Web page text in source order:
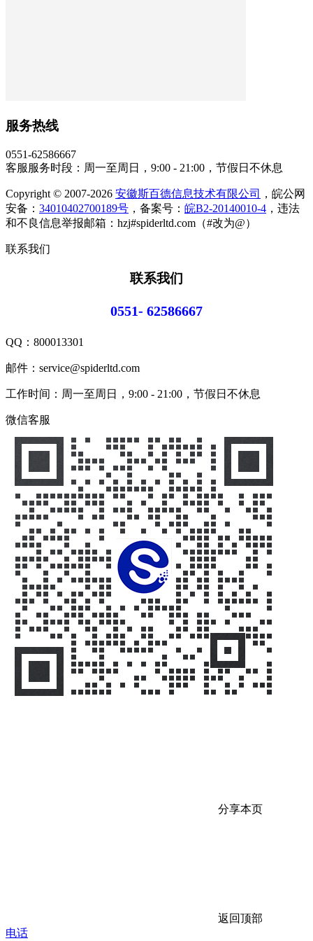
服务热线
0551-62586667
客服服务时段：周一至周日，9:00 - 21:00，节假日不休息
Copyright © 2007-2026 安徽斯百德信息技术有限公司
，皖公网
安备： 34010402700189号 ，备案号： 皖B2-20140010-4 ，违法
和不良信息举报邮箱：hzj#spiderltd.com（#改为@）
联系我们
联系我们
0551- 62586667
QQ： 800013301
邮件：service@spiderltd.com
工作时间：周一至周日，9:00 - 21:00，节假日不休息
微信客服
分享本页
返回顶部
电话